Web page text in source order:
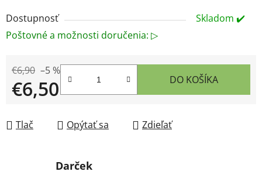
Dostupnosť
Skladom ✔️
Poštovné a možnosti doručenia: ▷
€6,90 –5 %
€6,50 DO KOŠÍKA
Tlač Opýtať sa Zdieľať
Darček